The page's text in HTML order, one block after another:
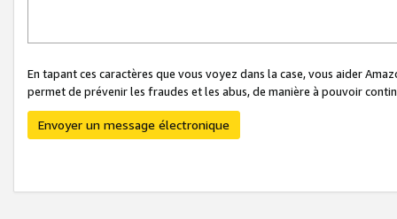
En tapant ces caractères que vous voyez dans la case, vous aider
permet de prévenir les fraudes et les abus, de manière à pouvoir
Envoyer un message électronique